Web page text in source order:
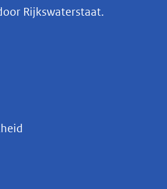
Rijkswaterstaat.